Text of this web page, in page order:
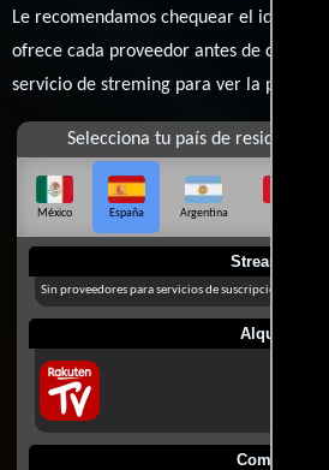
Le recomendamos chequear el idioma,
ofrece cada proveedor antes de
servicio de streming para ver la películas.
Selecciona tu país de residencia
México España Argentina
Streaming
Sin proveedores para servicios de suscripción en
Alquilar
Comprar